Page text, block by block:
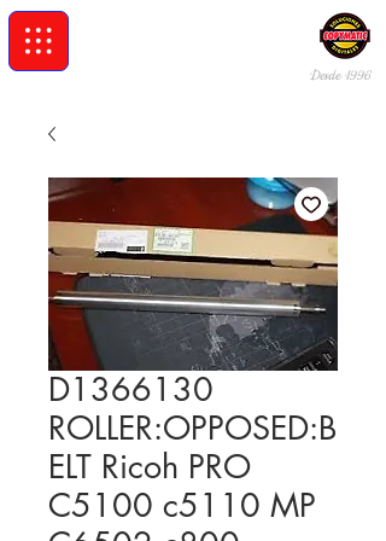
Desde 1996
D1366130
ROLLER:OPPOSED:B
ELT Ricoh PRO
C5100 c5110 MP